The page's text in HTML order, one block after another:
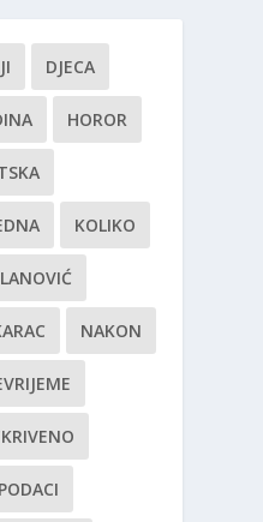
DJECA
HOROR
KOLIKO
NAKON
PODACI